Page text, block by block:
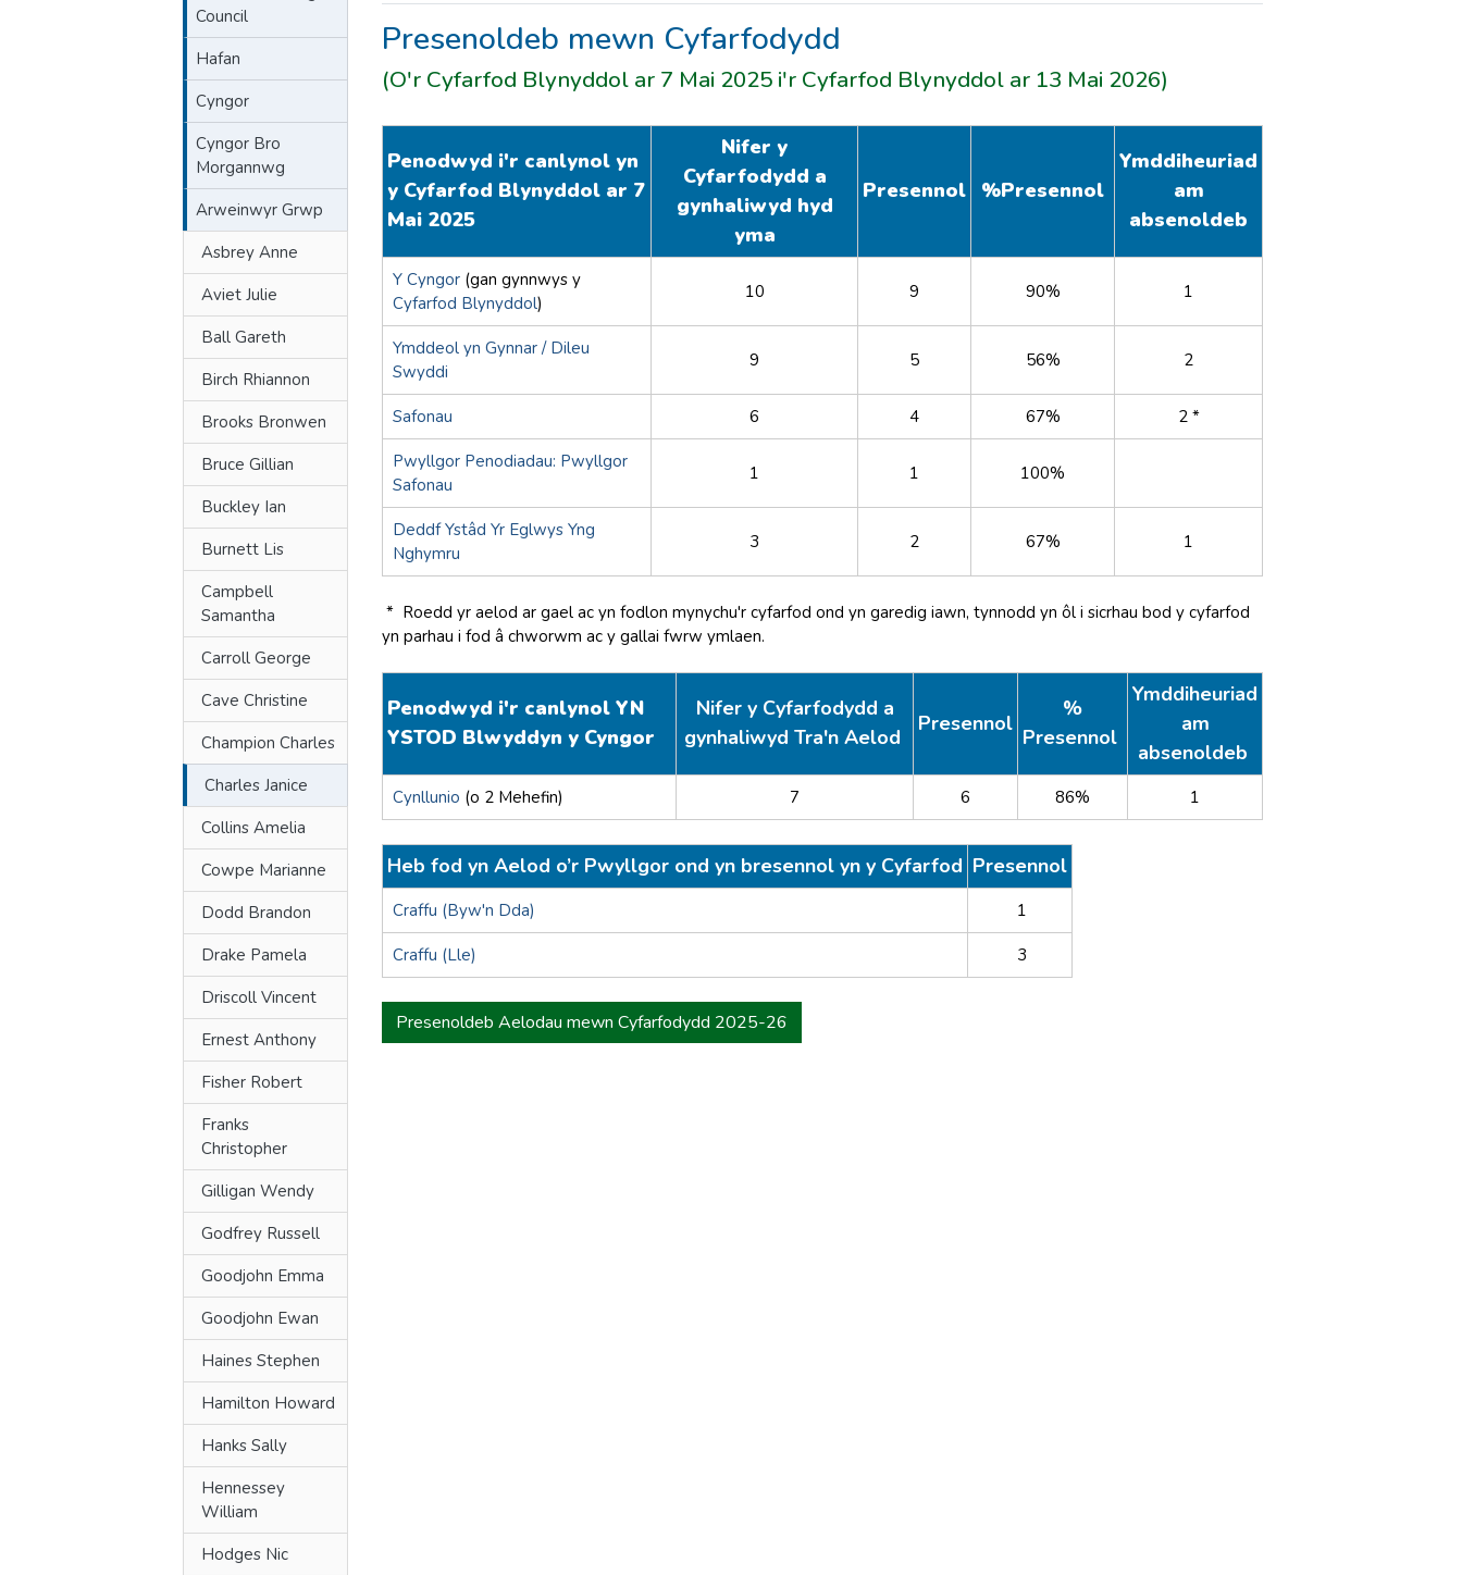
Council
Hafan
Cyngor
Cyngor Bro
Morgannwg
Arweinwyr Grwp
Asbrey Anne
Aviet Julie
Ball Gareth
Birch Rhiannon
Brooks Bronwen
Bruce Gillian
Buckley Ian
Burnett Lis
Campbell
Samantha
Carroll George
Cave Christine
Champion Charles
Charles Janice
Collins Amelia
Cowpe Marianne
Dodd Brandon
Drake Pamela
Driscoll Vincent
Ernest Anthony
Fisher Robert
Franks
Christopher
Gilligan Wendy
Godfrey Russell
Goodjohn Emma
Goodjohn Ewan
Haines Stephen
Hamilton Howard
Hanks Sally
Hennessey
William
Hodges Nic
Presenoldeb mewn Cyfarfodydd
(O'r Cyfarfod Blynyddol ar 7 Mai 2025 i'r Cyfarfod Blynyddol ar 13 Mai 2026)
Penodwyd i'r canlynol yn
y Cyfarfod Blynyddol ar 7
Mai 2025
Nifer y
Cyfarfodydd a
gynhaliwyd hyd
yma
Presennol %Presennol
Ymddiheuriad
am
absenoldeb
Y Cyngor (gan gynnwys y
Cyfarfod Blynyddol)
10 9 90% 1
Ymddeol yn Gynnar / Dileu
Swyddi
9 5 56% 2
Safonau 6 4 67% 2 *
Pwyllgor Penodiadau: Pwyllgor
Safonau
1 1 100%
Deddf Ystâd Yr Eglwys Yng
Nghymru
3 2 67% 1
* Roedd yr aelod ar gael ac yn fodlon mynychu'r cyfarfod ond yn garedig iawn, tynnodd yn ôl i sicrhau bod y cyfarfod
yn parhau i fod â chworwm ac y gallai fwrw ymlaen.
Penodwyd i'r canlynol YN
YSTOD Blwyddyn y Cyngor
Nifer y Cyfarfodydd a
gynhaliwyd Tra'n Aelod
Presennol
%
Presennol
Ymddiheuriad
am
absenoldeb
Cynllunio (o 2 Mehefin) 7 6 86% 1
Heb fod yn Aelod o’r Pwyllgor ond yn bresennol yn y Cyfarfod Presennol
Craffu (Byw'n Dda) 1
Craffu (Lle) 3
Presenoldeb Aelodau mewn Cyfarfodydd 2025-26